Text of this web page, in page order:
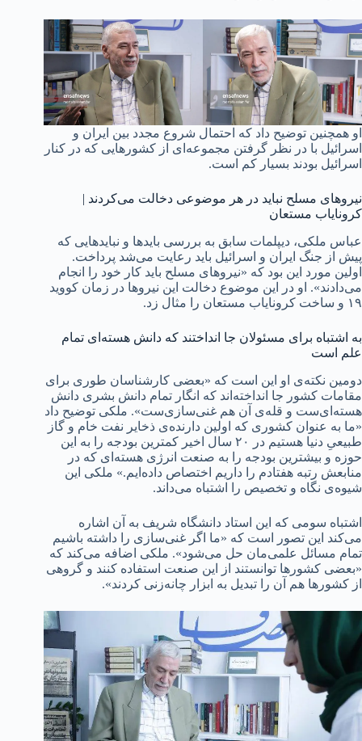
او همچنین توضیح داد که احتمال شروع مجدد بین ایران و
اسرائیل با در نظر گرفتن مجموعه‌ای از کشورهایی که در کنار
اسرائیل بودند بسیار کم است.
نیروهای مسلح نباید در هر موضوعی دخالت می‌کردند |
کرونایاب مستعان
عباس ملکی، دیپلمات سابق به بررسی بایدها و نبایدهایی که
پیش از جنگ ایران و اسرائیل باید رعایت می‌شد پرداخت.
اولین مورد این بود که «نیروهای مسلح باید کار خود را انجام
می‌دادند». او در این موضوع دخالت این نیروها در زمان کووید
۱۹ و ساخت کرونایاب مستعان را مثال زد.
به اشتباه برای مسئولان جا انداختند که دانش هسته‌ای تمام
علم است
دومین نکته‌ی او این است که «بعضی کارشناسان طوری برای
مقامات کشور جا انداخته‌اند که انگار تمام دانش بشری دانش
هسته‌ای‌ست و قله‌ی آن هم غنی‌سازی‌ست». ملکی توضیح داد
«ما به عنوان کشوری که اولین دارنده‌ی ذخایر نفت خام و گاز
طبیعیِ دنیا هستیم در ۲۰ سال اخیر کمترین بودجه را به این
حوزه و بیشترین بودجه را به صنعت انرژی هسته‌ای که در
منابعش رتبه هفتادم را داریم اختصاص داده‌ایم.» ملکی این
شیوه‌ی نگاه و تخصیص را اشتباه می‌داند.
اشتباه سومی که این استاد دانشگاه شریف به آن اشاره
می‌کند این تصور است که «ما اگر غنی‌سازی را داشته باشیم
تمام مسائل علمی‌مان حل می‌شود». ملکی اضافه می‌کند که
«بعضی کشورها توانستند از این صنعت استفاده کنند و گروهی
از کشورها هم آن را تبدیل به ابزار چانه‌زنی کردند».